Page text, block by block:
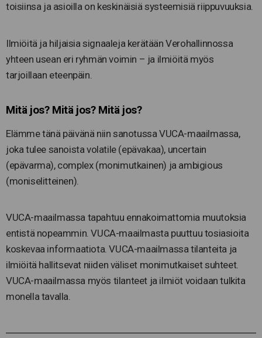
toisiinsa ja asioilla on keskinäisiä systeemisiä riippuvuuksia.
Ilmiöitä ja hiljaisia signaaleja kerätään Verohallinnossa
yhteen usean eri ryhmän voimin – ja ilmiöitä myös
tarjoillaan eteenpäin.
Mitä jos? Mitä jos? Mitä jos?
Elämme tänä päivänä niin sanotussa VUCA-maailmassa,
joka tulee sanoista volatile (epävakaa), uncertain
(epävarma), complex (monimutkainen) ja ambigious
(moniselitteinen).
VUCA-maailmassa tapahtuu ennakoimattomia muutoksia
entistä nopeammin. VUCA-maailmasta puuttuu tosiasioita
koskevaa informaatiota. VUCA-maailmassa tilanteita ja
ilmiöitä hallitsevat niiden väliset monimutkaiset suhteet.
VUCA-maailmassa myös tilanteet ja ilmiöt voidaan tulkita
monella tavalla.